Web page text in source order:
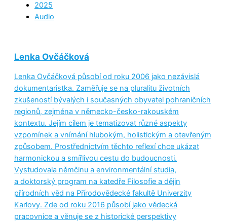
2025
Audio
Lenka Ovčáčková
Lenka Ovčáčková působí od roku 2006 jako nezávislá
dokumentaristka. Zaměřuje se na pluralitu životních
zkušeností bývalých i současných obyvatel pohraničních
regionů, zejména v německo-česko-rakouském
kontextu. Jejím cílem je tematizovat různé aspekty
vzpomínek a vnímání hlubokým, holistickým a otevřeným
způsobem. Prostřednictvím těchto reflexí chce ukázat
harmonickou a smířlivou cestu do budoucnosti.
Vystudovala němčinu a environmentální studia,
a doktorský program na katedře Filosofie a dějin
přírodních věd na Přírodovědecké fakultě Univerzity
Karlovy. Zde od roku 2016 působí jako vědecká
pracovnice a věnuje se z historické perspektivy